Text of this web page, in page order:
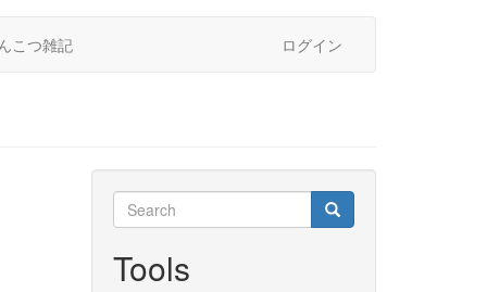
こつ雑記 ログイン
Search
Search Search
Tools